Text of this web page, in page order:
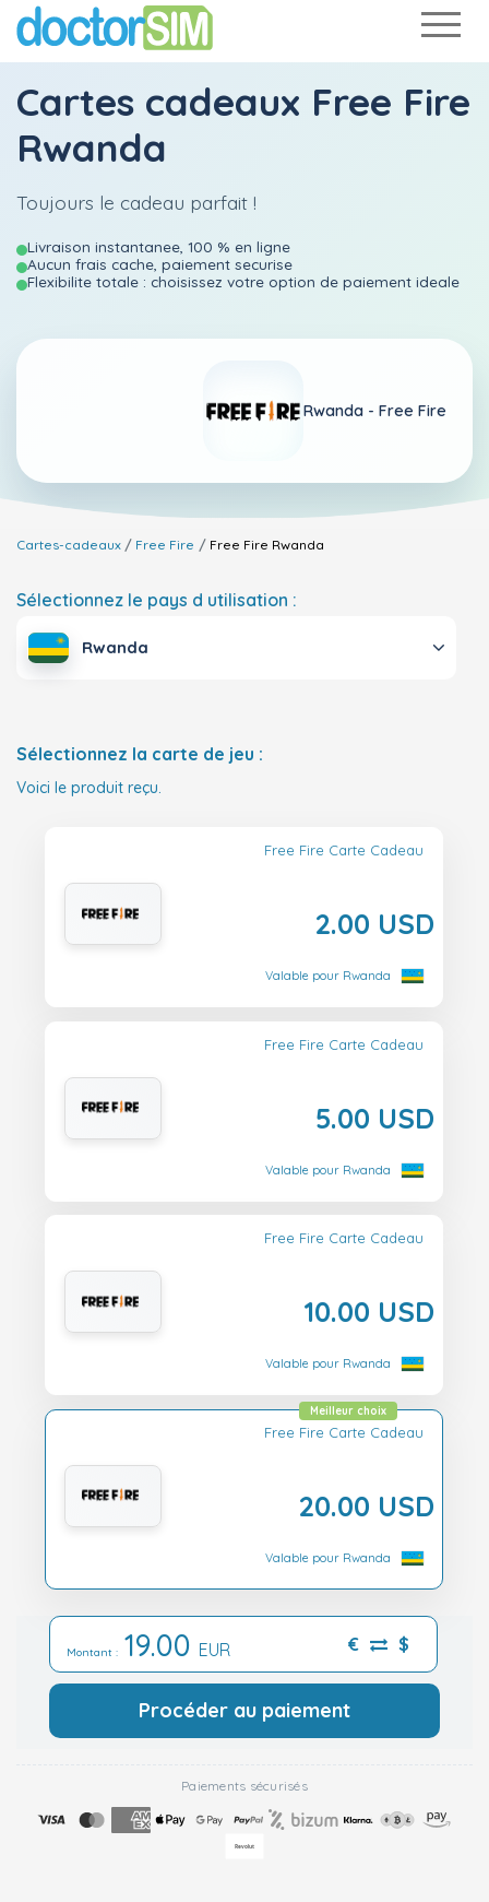
Cartes cadeaux Free Fire
Rwanda
Toujours le cadeau parfait !
Livraison instantanee, 100 % en ligne
Aucun frais cache, paiement securise
Flexibilite totale : choisissez votre option de paiement ideale
Rwanda - Free Fire
Cartes-cadeaux Free Fire Free Fire Rwanda
Sélectionnez le pays d utilisation :
Rwanda
Sélectionnez la carte de jeu :
Voici le produit reçu.
Free Fire Carte Cadeau
2.00 USD
Valable pour Rwanda
Free Fire Carte Cadeau
5.00 USD
Valable pour Rwanda
Free Fire Carte Cadeau
10.00 USD
Valable pour Rwanda
Free Fire Carte Cadeau
20.00 USD
Meilleur choix
Valable pour Rwanda
Montant : 19.00 EUR € $
Procéder au paiement
Paiements sécurisés